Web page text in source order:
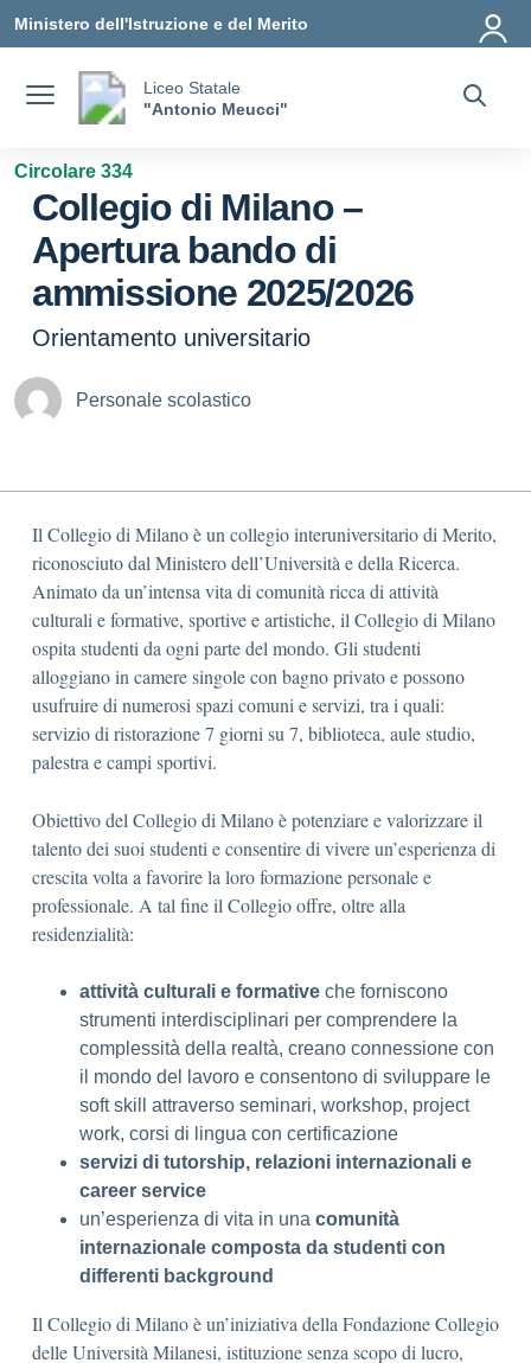
Ministero dell'Istruzione e del Merito
Liceo Statale
"Antonio Meucci"
Circolare 334
Collegio di Milano –
Apertura bando di
ammissione 2025/2026
Orientamento universitario
Personale scolastico
Il Collegio di Milano è un collegio interuniversitario di Merito,
riconosciuto dal Ministero dell’Università e della Ricerca.
Animato da un’intensa vita di comunità ricca di attività
culturali e formative, sportive e artistiche, il Collegio di Milano
ospita studenti da ogni parte del mondo. Gli studenti
alloggiano in camere singole con bagno privato e possono
usufruire di numerosi spazi comuni e servizi, tra i quali:
servizio di ristorazione 7 giorni su 7, biblioteca, aule studio,
palestra e campi sportivi.
Obiettivo del Collegio di Milano è potenziare e valorizzare il
talento dei suoi studenti e consentire di vivere un’esperienza di
crescita volta a favorire la loro formazione personale e
professionale. A tal fine il Collegio offre, oltre alla
residenzialità:
attività culturali e formative che forniscono
strumenti interdisciplinari per comprendere la
complessità della realtà, creano connessione con
il mondo del lavoro e consentono di sviluppare le
soft skill attraverso seminari, workshop, project
work, corsi di lingua con certificazione
servizi di tutorship, relazioni internazionali e
career service
un’esperienza di vita in una comunità
internazionale composta da studenti con
differenti background
Il Collegio di Milano è un’iniziativa della Fondazione Collegio
delle Università Milanesi, istituzione senza scopo di lucro,